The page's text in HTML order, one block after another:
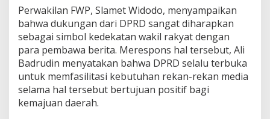
u
d
i
n
A
p
r
e
s
Perwakilan FWP, Slamet Widodo, menyampaikan
bahwa dukungan dari DPRD sangat diharapkan
sebagai simbol kedekatan wakil rakyat dengan
para pembawa berita. Merespons hal tersebut, Ali
Badrudin menyatakan bahwa DPRD selalu terbuka
untuk memfasilitasi kebutuhan rekan-rekan media
selama hal tersebut bertujuan positif bagi
kemajuan daerah.